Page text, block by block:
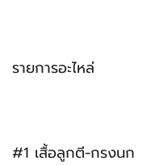
รายการอะไหล่
#1 เสื้อลูกตี-กรงนก